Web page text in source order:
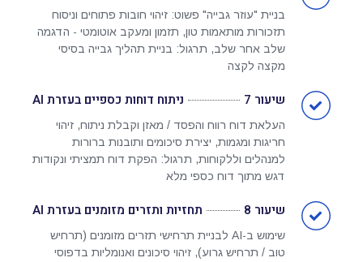
בניית "עוזר גבייה" פשוט: זיהוי חובות פתוחים וניסוח
תזכורות מותאמות טון, תזמון ומעקב אוטומטי - הדגמה
שלב אחר שלב, תרגול: בניית תהליך גבייה בסיסי
מקצה לקצה
שיעור 7 ניתוח דוחות כספיים בעזרת AI
העלאת דוח רווח והפסד / מאזן וקבלת ניתוח, זיהוי
חריגות ומגמות, יצירת סיכומים ותובנות ברורות
למנהלים וללקוחות, תרגול: הפקת דוח תמציתי ונקודות
דגש מתוך דוח כספי מלא
שיעור 8 תחזיות ותזרים מזומנים בעזרת AI
שימוש ב-AI לבניית תרחישי תזרים מזומנים (תרחיש
טוב / תרחיש גרוע), זיהוי סיכונים ואנומליות בדפוסי